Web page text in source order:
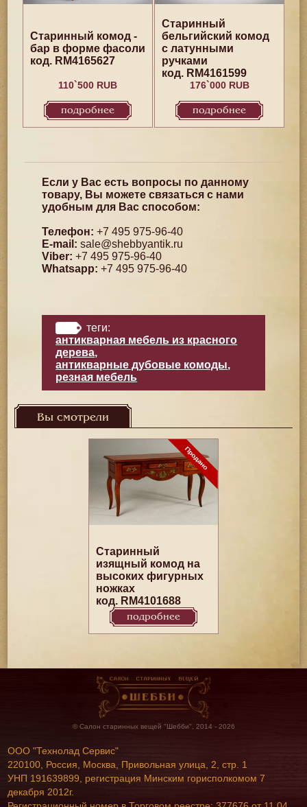
Старинный комод -
бар в форме фасоли
код. RM4165627
110`500 RUB
подробнее
Старинный
бельгийский комод
с латунными
ручками
код. RM4161599
176`000 RUB
подробнее
Если у Вас есть вопросы по данному
товару, Вы можете связаться с нами
удобным для Вас способом:
Телефон: +7 495 975-96-40
E-mail: sale@shebbyantik.ru
Viber: +7 495 975-96-40
Whatsapp: +7 495 975-96-40
теги:
антикварная мебель из красного
дерева,
антикварные дубовые комоды,
резная мебель
Вы смотрели
Старинный
изящный комод на
высоких фигурных
ножках
код. RM4101688
подробнее
© Салон старинных вещей "Шебби", 2014 - 2026
ООО "Технолад Сервис"
220100, Россия, Москва, Привольная улица, 2, стр. 1
УНП 191639899, регистрация Минским горисполкомом 7
декабря 2012г.